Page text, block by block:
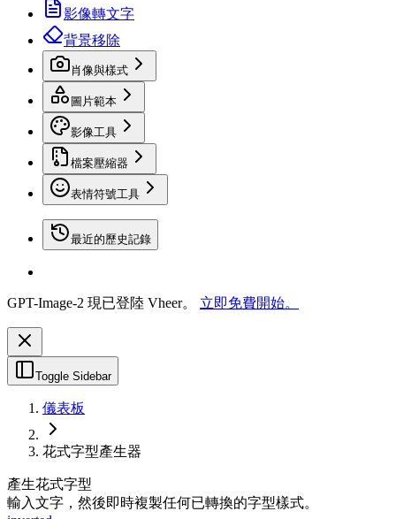
影像轉文字
背景移除
肖像與樣式
圖片範本
影像工具
檔案壓縮器
表情符號工具
最近的歷史記錄
GPT-Image-2 現已登陸 Vheer。 立即免費開始。
Toggle Sidebar
儀表板
花式字型產生器
產生花式字型
輸入文字，然後即時複製任何已轉換的字型樣式。